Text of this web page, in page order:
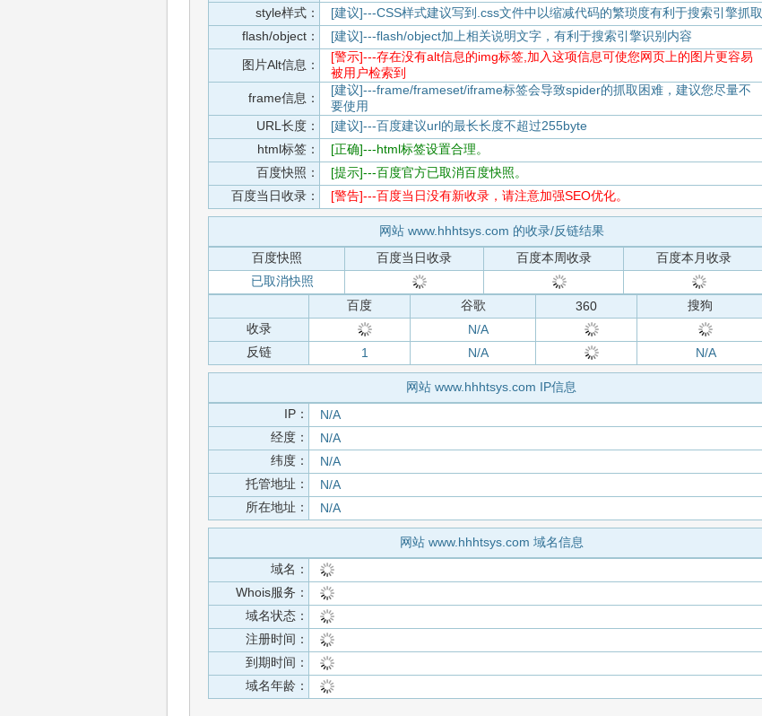
style样式：
[建议]---CSS样式建议写到.css文件中以缩减代码的繁琐度有利于搜索引擎抓取
flash/object：
[建议]---flash/object加上相关说明文字，有利于搜索引擎识别内容
图片Alt信息：
[警示]---存在没有alt信息的img标签,加入这项信息可使您网页上的图片更容易
被用户检索到
frame信息：
[建议]---frame/frameset/iframe标签会导致spider的抓取困难，建议您尽量不
要使用
URL长度：
[建议]---百度建议url的最长长度不超过255byte
html标签：
[正确]---html标签设置合理。
百度快照：
[提示]---百度官方已取消百度快照。
百度当日收录：
[警告]---百度当日没有新收录，请注意加强SEO优化。
网站 www.hhhtsys.com 的收录/反链结果
百度快照
百度当日收录 百度本周收录
百度本月收录
已取消快照
百度
谷歌 360
搜狗
收录
N/A
反链
1 N/A N/A
网站 www.hhhtsys.com IP信息
IP：
N/A
经度：
N/A
纬度：
N/A
托管地址：
N/A
所在地址：
N/A
网站 www.hhhtsys.com 域名信息
域名：
Whois服务：
域名状态：
注册时间：
到期时间：
域名年龄：